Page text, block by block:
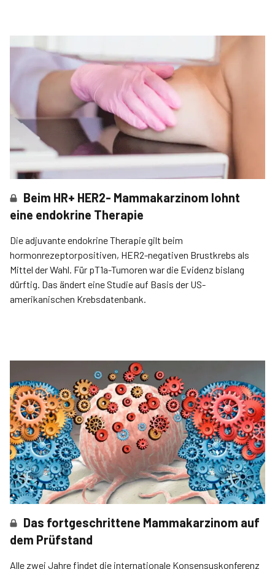
Beim HR+ HER2- Mammakarzinom lohnt
eine endokrine Therapie
Die adjuvante endokrine Therapie gilt beim
hormonrezeptorpositiven, HER2-negativen Brustkrebs als
Mittel der Wahl. Für pT1a-Tumoren war die Evidenz bislang
dürftig. Das ändert eine Studie auf Basis der US-
amerikanischen Krebsdatenbank.
Das fortgeschrittene Mammakarzinom auf
dem Prüfstand
Alle zwei Jahre findet die internationale Konsensuskonferenz